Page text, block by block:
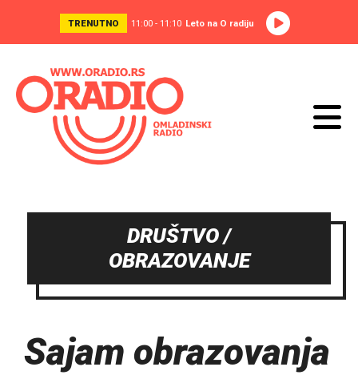
TRENUTNO 11:00 - 11:10 Leto na O radiju
DRUŠTVO /
OBRAZOVANJE
Sajam obrazovanja